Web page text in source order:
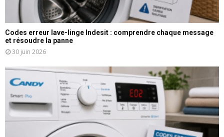
Codes erreur lave-linge Indesit : comprendre chaque message
et résoudre la panne
30 juin 2026